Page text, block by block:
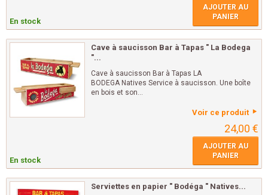
En stock
AJOUTER AU
PANIER
Cave à saucisson Bar à Tapas " La Bodega
"...
Cave à saucisson Bar à Tapas LA
BODEGA Natives Service à saucisson. Une boîte
en bois et son...
Voir ce produit
24,00 €
En stock
AJOUTER AU
PANIER
Serviettes en papier " Bodéga " Natives...